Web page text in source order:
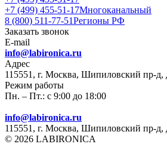
+7 (499) 455-51-17Многоканальный
8 (800) 511-77-51Регионы РФ
Заказать звонок
E-mail
info@labironica.ru
Адрес
115551, г. Москва, Шипиловский
Режим работы
Пн. – Пт.: с 9:00 до 18:00
info@labironica.ru
115551, г. Москва, Шипиловский
© 2026 LABIRONICA